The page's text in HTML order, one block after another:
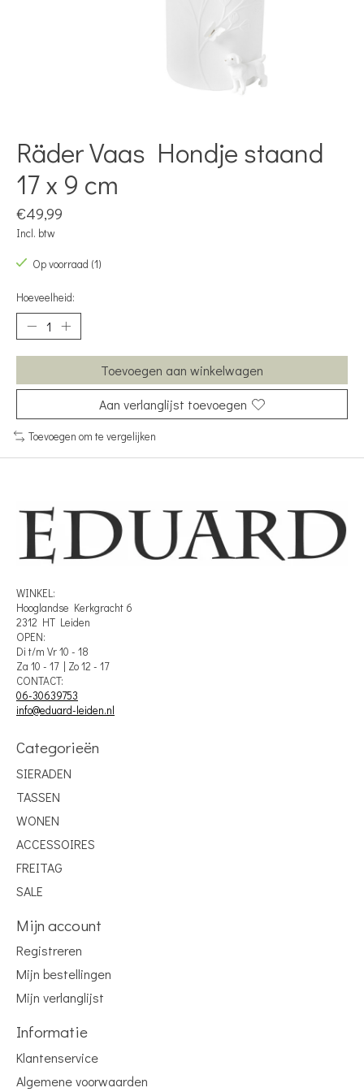
Räder Vaas Hondje staand
17 x 9 cm
€49,99
Incl. btw
Op voorraad (1)
Hoeveelheid:
Toevoegen aan winkelwagen
Aan verlanglijst toevoegen
Toevoegen om te vergelijken
WINKEL:
Hooglandse Kerkgracht 6
2312 HT Leiden
OPEN:
Di t/m Vr 10 - 18
Za 10 - 17 | Zo 12 - 17
CONTACT:
06-30639753
info@eduard-leiden.nl
Categorieën
SIERADEN
TASSEN
WONEN
ACCESSOIRES
FREITAG
SALE
Mijn account
Registreren
Mijn bestellingen
Mijn verlanglijst
Informatie
Klantenservice
Algemene voorwaarden